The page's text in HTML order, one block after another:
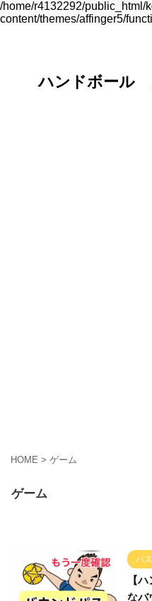
/home/r4132292/public_html/
content/themes/affinger5/
ハンドボール
HOME > ゲーム
ゲーム
パス
【
なバ